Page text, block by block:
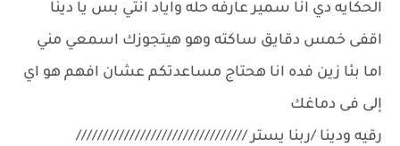
الحكايه دي انا سمير عارفه حله واياد انتي بس يا دينا
اقفى خمس دقايق ساكته وهو هيتجوزك اسمعي مني
اما بئا زين فده انا هحتاج مساعدتكم عشان افهم هو اي
إلى فى دماغك
رقيه ودينا /ربنا يستر ////////////////////////////////